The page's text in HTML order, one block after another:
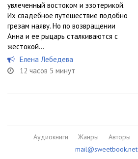
увлеченный востоком и эзотерикой.
Их свадебное путешествие подобно
грезам наяву. Но по возвращении
Анна и ее рыцарь сталкиваются с
жестокой...
Елена Лебедева
12 часов 5 минут
Аудиокниги Жанры Авторы
mail@sweetbook.net